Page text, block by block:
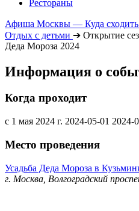
Рестораны
Афиша Москвы — Куда
Отдых с детьми ➔ Открытие
Деда Мороза 2024
Информация о
Когда проходит
с 1 мая 2024 г. 2024-05-01 2024-
Место проведения
Усадьба Деда Мороза в
г. Москва, Волгоградский